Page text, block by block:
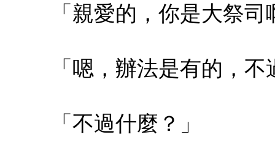
「親愛的，你是大祭
「嗯，辦法是有的，
「不過什麼？」